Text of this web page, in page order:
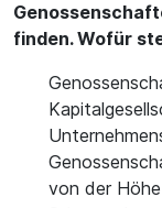
finden. Wofür
von der